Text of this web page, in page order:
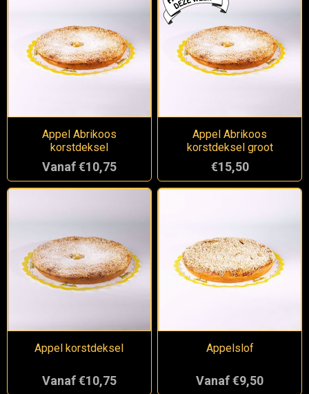
Appel Abrikoos
korstdeksel
Vanaf €10,75
Appel Abrikoos
korstdeksel groot
€15,50
Appel korstdeksel
Vanaf €10,75
Appelslof
Vanaf €9,50